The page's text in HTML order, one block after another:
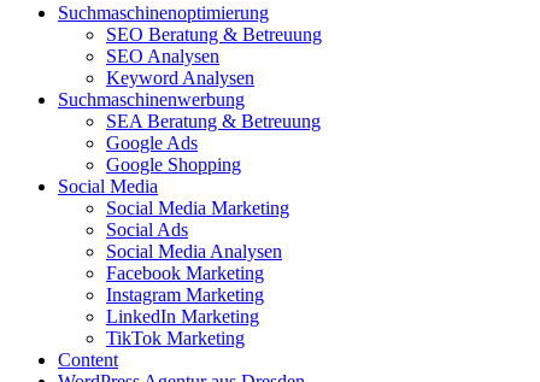
Suchmaschinenoptimierung
SEO Beratung & Betreuung
SEO Analysen
Keyword Analysen
Suchmaschinenwerbung
SEA Beratung & Betreuung
Google Ads
Google Shopping
Social Media
Social Media Marketing
Social Ads
Social Media Analysen
Facebook Marketing
Instagram Marketing
LinkedIn Marketing
TikTok Marketing
Content